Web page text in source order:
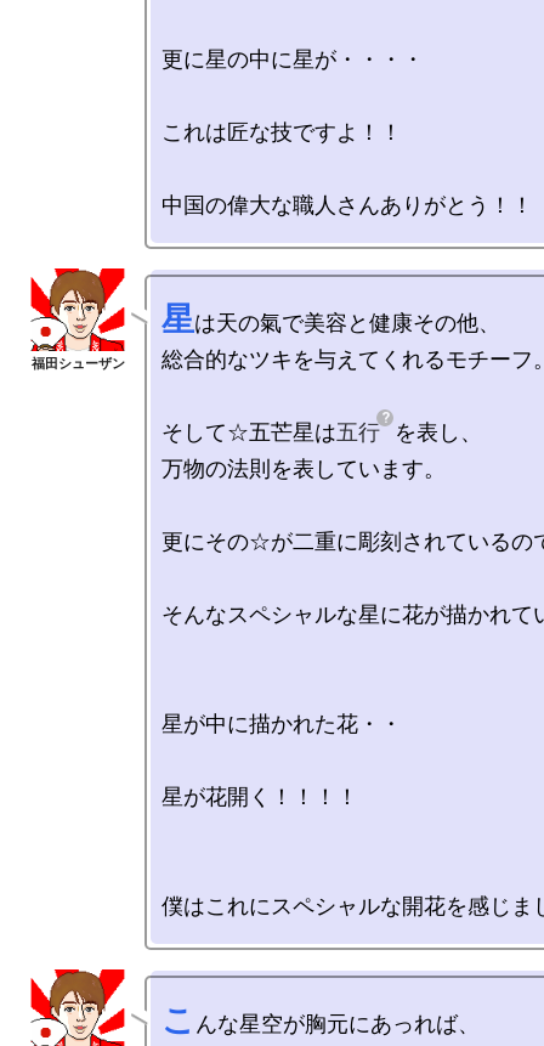
更に星の中に星が・・・・
これは匠な技ですよ！！
星は天の氣で美容と健康その他、
総合的なツキを与えてくれるモチーフ
そして☆五芒星は五行
を表し、
万物の法則を表しています。
更にその☆が二重に彫刻されているの
そんなスペシャルな星に花が描かれて
星が中に描かれた花・・
星が花開く！！！！
こ んな星空が胸元にあっれば、